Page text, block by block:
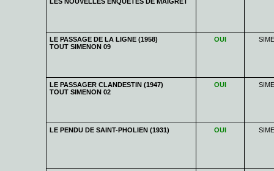
LE PASSAGE DE LA LIGNE (1958)
TOUT SIMENON 09
OUI
LE PASSAGER CLANDESTIN (1947)
TOUT SIMENON 02
OUI
LE PENDU DE SAINT-PHOLIEN (1931) OUI